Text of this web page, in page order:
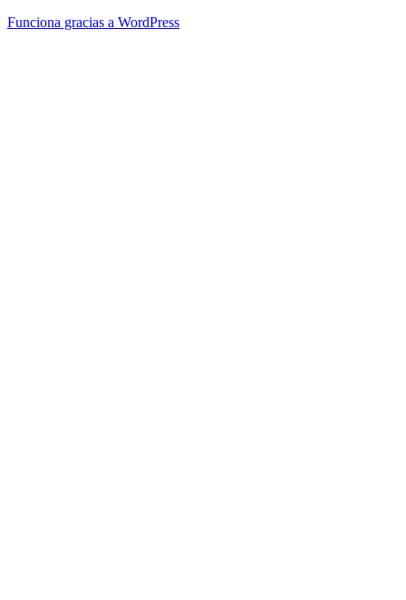
Funciona gracias a WordPress